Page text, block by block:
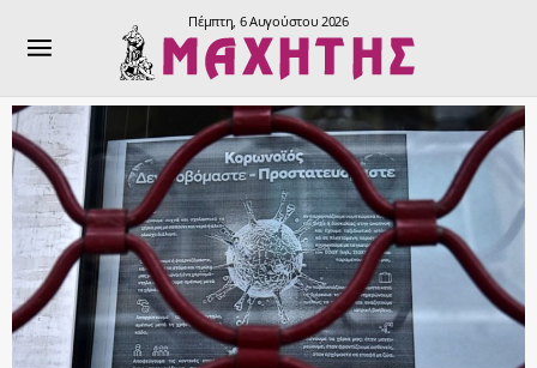
Πέμπτη, 6 Αυγούστου 2026